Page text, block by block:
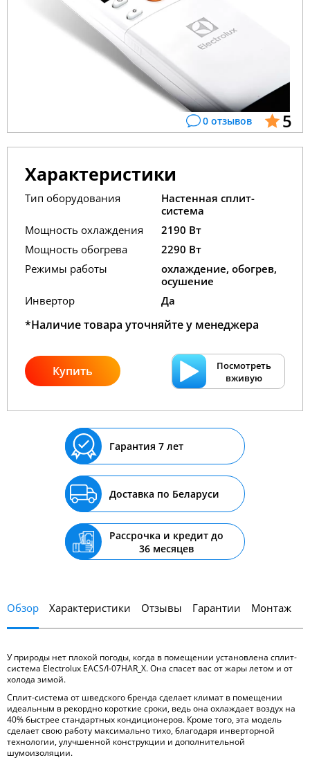
0 отзывов 5
Характеристики
Тип оборудования
Настенная сплит-
система
Мощность охлаждения
2190 Вт
Мощность обогрева
2290 Вт
Режимы работы
охлаждение, обогрев,
осушение
Инвертор
Да
*Наличие товара уточняйте у менеджера
Купить
Посмотреть
вживую
Гарантия 7 лет
Доставка по Беларуси
Рассрочка и кредит до
36 месяцев
Обзор Характеристики Отзывы Гарантии Монтаж
У природы нет плохой погоды, когда в помещении установлена сплит-
система Electrolux EACS/I-07HAR_X. Она спасет вас от жары летом и от
холода зимой.
Сплит-система от шведского бренда сделает климат в помещении
идеальным в рекордно короткие сроки, ведь она охлаждает воздух на
40% быстрее стандартных кондиционеров. Кроме того, эта модель
сделает свою работу максимально тихо, благодаря инверторной
технологии, улучшенной конструкции и дополнительной
шумоизоляции.